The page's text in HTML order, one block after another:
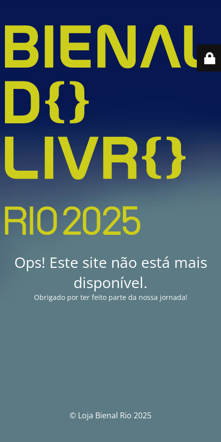
Ops! Este site não está mais
disponível.
Obrigado por ter feito parte da nossa jornada!
© Loja Bienal Rio 2025